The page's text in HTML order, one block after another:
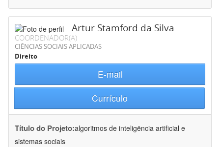
Artur Stamford da Silva
COORDENADOR(A)
CIÊNCIAS SOCIAIS APLICADAS
Direito
E-mail
Currículo
Título do Projeto:algoritmos de inteligëncia artificial e
sistemas sociais